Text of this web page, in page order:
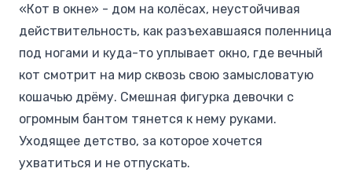
«Кот в окне» - дом на колёсах, неустойчивая
действительность, как разъехавшаяся поленница
под ногами и куда-то уплывает окно, где вечный
кот смотрит на мир сквозь свою замысловатую
кошачью дрёму. Смешная фигурка девочки с
огромным бантом тянется к нему руками.
Уходящее детство, за которое хочется
ухватиться и не отпускать.